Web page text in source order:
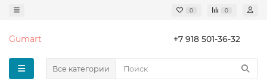
0 0
Gumart +7 918 501-36-32
Все категории